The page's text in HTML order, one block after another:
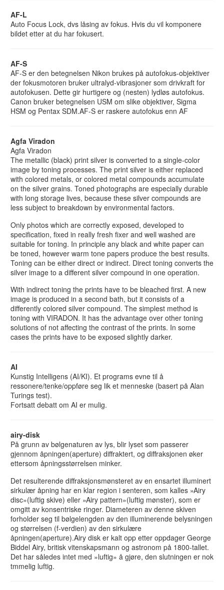
AF-L
Auto Focus Lock, dvs låsing av fokus. Hvis du vil komponere
bildet etter at du har fokusert.
AF-S
AF-S er den betegnelsen Nikon brukes på autofokus-objektiver
der fokusmotoren bruker ultralyd-vibrasjoner som drivkraft for
autofokusen. Dette gir hurtigere og (nesten) lydløs autofokus.
Canon bruker betegnelsen USM om slike objektiver, Sigma
HSM og Pentax SDM.AF-S er raskere autofokus enn AF
Agfa Viradon
Agfa Viradon
The metallic (black) print silver is converted to a single-color
image by toning processes. The print silver is either replaced
with colored metals, or colored metal compounds accumulate
on the silver grains. Toned photographs are especially durable
with long storage lives, because these silver compounds are
less subject to breakdown by environmental factors.
Only photos which are correctly exposed, developed to
specification, fixed in really fresh fixer and well washed are
suitable for toning. In principle any black and white paper can
be toned, however warm tone papers produce the best results.
Toning can be either direct or indirect. Direct toning converts the
silver image to a different silver compound in one operation.
With indirect toning the prints have to be bleached first. A new
image is produced in a second bath, but it consists of a
differently colored silver compound. The simplest method is
toning with VIRADON. It has the advantage over other toning
solutions of not affecting the contrast of the prints. In some
cases the prints have to be exposed slightly darker.
AI
Kunstig Intelligens (AI/KI). Et programs evne til å
ressonere/tenke/oppføre seg lik et menneske (basert på Alan
Turings test).
Fortsatt debatt om AI er mulig.
airy-disk
På grunn av bølgenaturen av lys, blir lyset som passerer
gjennom åpningen(aperture) diffraktert, og diffraksjonen øker
ettersom åpningsstørrelsen minker.
Det resulterende diffraksjonsmønsteret av en ensartet illuminert
sirkulær åpning har en klar region i senteren, som kalles »Airy
disc»(luftig skive) eller »Airy pattern»(luftig mønster), som er
omgitt av konsentriske ringer. Diameteren av denne skiven
forholder seg til bølgelengden av den illuminerende belysningen
og størrelsen (f-verdien) av den sirkulære
åpningen(aperture).Airy disk er kalt opp etter oppdager George
Biddel Airy, britisk vitenskapsmann og astronom på 1800-tallet.
Det har således intet med »luftig» å gjøre, den slutningen er nok
tmmelig luftig.